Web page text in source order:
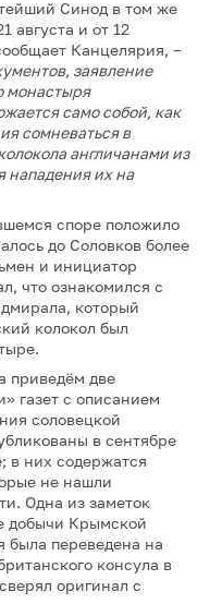
Синод в том же
августа и от 12
Канцелярия, –
заявление
монастыря
само собой, как
сомневаться в
англичанами из
нападения их на
споре положило
до Соловков более
и инициатор
что ознакомился с
который
колокол был
приведём две
газет с описанием
соловецкой
в сентябре
в них содержатся
не нашли
Одна из заметок
добычи Крымской
была переведена на
консула в
оригинал с